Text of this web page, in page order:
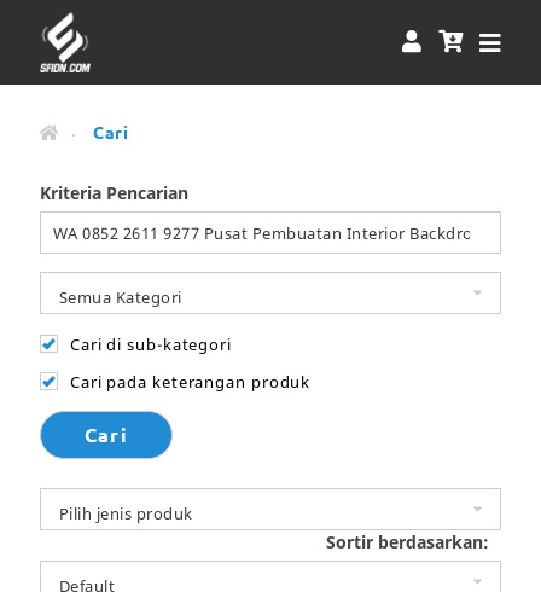
Cari
Kriteria Pencarian
Cari di sub-kategori
Cari pada keterangan produk
Cari
Sortir berdasarkan: